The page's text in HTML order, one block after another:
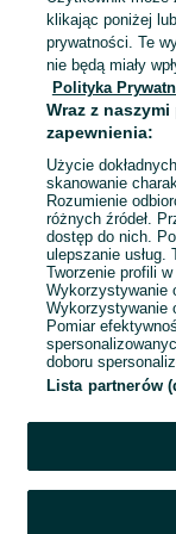
1
klikając poniżej
prywatności. Te
nie będą miały
Polityka
Wraz z
zapewnienia:
Użycie
skanowanie
Rozumienie
różnych źródeł.
dostęp do nich.
ulepszanie usług.
Tworzenie profili
Wykorzystywanie
Wykorzystywanie
Pomiar
doboru
Lista partnerów